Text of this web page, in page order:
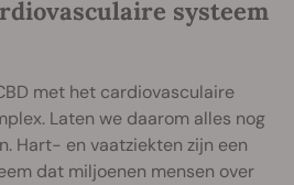
systeem
met het cardiovasculaire
Laten we daarom alles nog
Hart- en vaatziekten zijn een
dat miljoenen mensen over